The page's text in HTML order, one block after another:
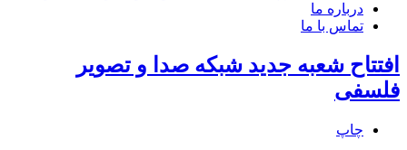
درباره ما
تماس با ما
افتتاح شعبه جدید شبکه صدا و تصویر
فلسفی
چاپ